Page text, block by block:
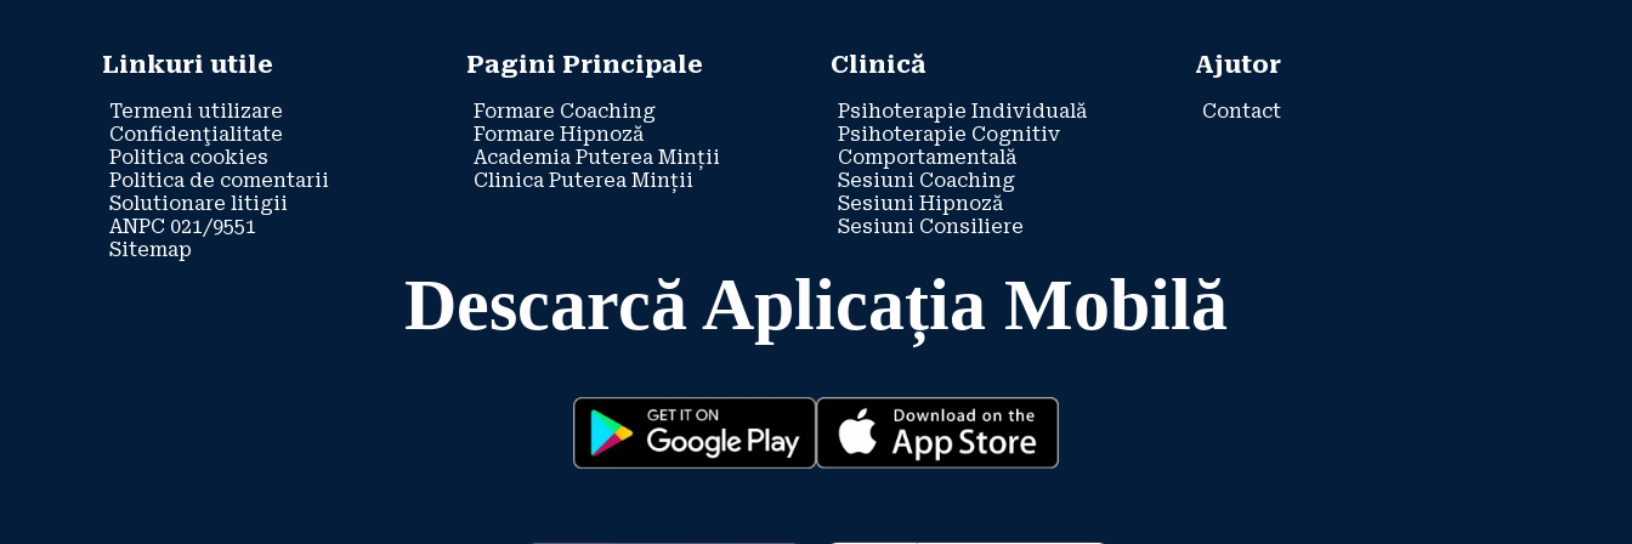
Linkuri utile
Termeni utilizare
Confidenţialitate
Politica cookies
Politica de comentarii
Solutionare litigii
ANPC 021/9551
Sitemap
Pagini Principale
Formare Coaching
Formare Hipnoză
Academia Puterea Minții
Clinica Puterea Minții
Clinică
Psihoterapie Individuală
Psihoterapie Cognitiv
Comportamentală
Sesiuni Coaching
Sesiuni Hipnoză
Sesiuni Consiliere
Ajutor
Contact
Descarcă Aplicația Mobilă